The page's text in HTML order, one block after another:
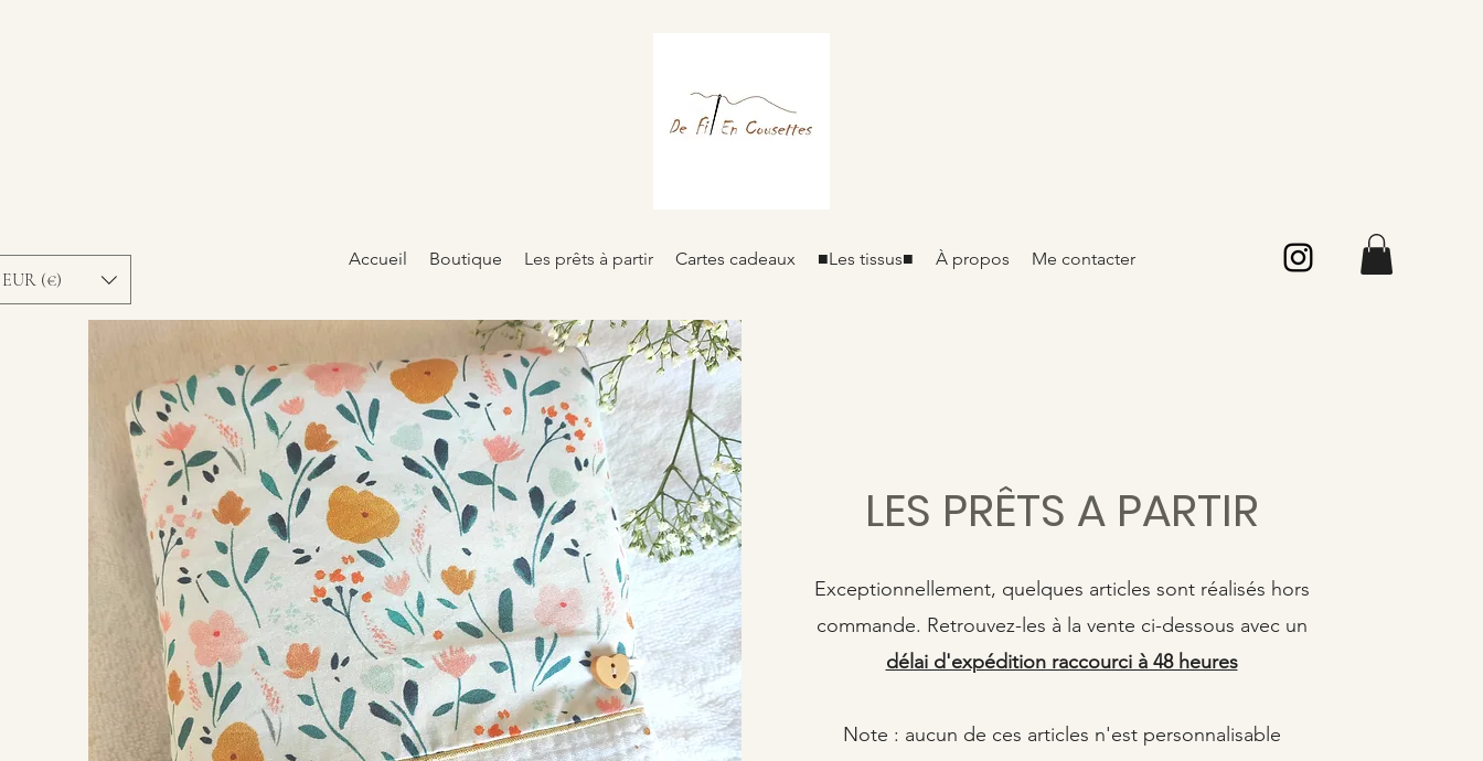
EUR (€)
Accueil Boutique Les prêts à partir Cartes cadeaux ■Les tissus■ À propos Me contacter
LES PRÊTS A PARTIR
Exceptionnellement, quelques articles sont réalisés hors
commande. Retrouvez-les à la vente ci-dessous avec un
délai d'expédition raccourci à 48 heures
Note : aucun de ces articles n'est personnalisable